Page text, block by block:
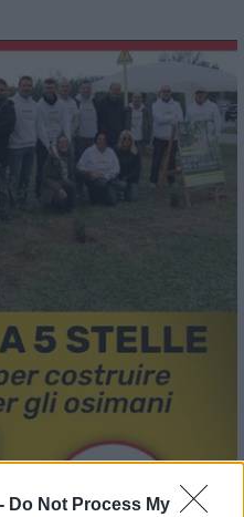
Do Not Process My